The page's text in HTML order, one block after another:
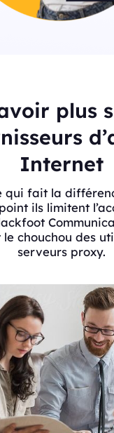
plus
Internet
qui fait la
ils limitent
chouchou des
serveurs proxy.